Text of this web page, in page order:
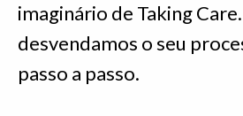
imaginário de Taking
desvendamos o seu
passo a passo.